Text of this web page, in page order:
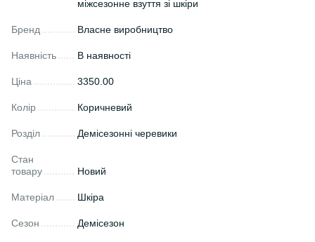
міжсезонне взуття зі шкіри
Бренд Власне виробництво
Наявність В наявності
Ціна 3350.00
Колір Коричневий
Розділ Демісезонні черевики
Стан
товару
Новий
Матеріал Шкіра
Сезон Демісезон